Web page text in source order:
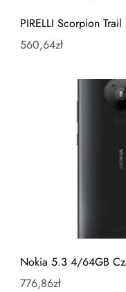
PIRELLI Scorpion
560,64zł
Nokia 5.3 4/64GB
776,86zł